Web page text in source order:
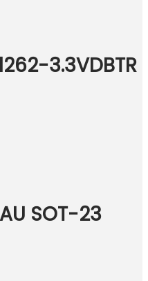
3.3VDBTR
SOT-23